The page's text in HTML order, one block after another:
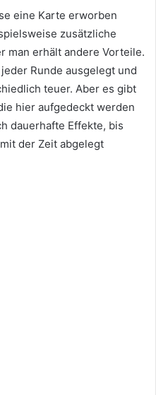
eine Karte erworben
zusätzliche
man erhält andere Vorteile.
Runde ausgelegt und
teuer. Aber es gibt
hier aufgedeckt werden
dauerhafte Effekte, bis
der Zeit abgelegt